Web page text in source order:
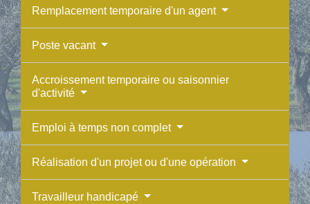
Remplacement temporaire d'un agent
Poste vacant
Accroissement temporaire ou saisonnier
d'activité
Emploi à temps non complet
Réalisation d'un projet ou d'une opération
Travailleur handicapé